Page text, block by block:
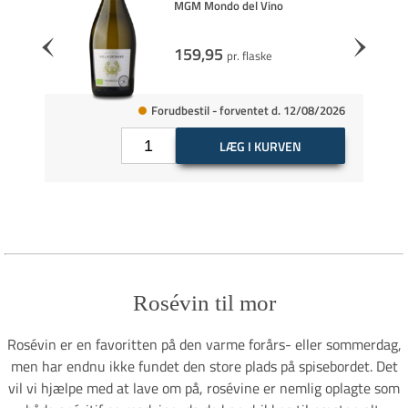
MGM Mondo del Vino
159,95 pr. flaske
Forudbestil - forventet d. 12/08/2026
LÆG I KURVEN
Rosévin til mor
Rosévin er en favoritten på den varme forårs- eller sommerdag,
men har endnu ikke fundet den store plads på spisebordet. Det
vil vi hjælpe med at lave om på, rosévine er nemlig oplagte som